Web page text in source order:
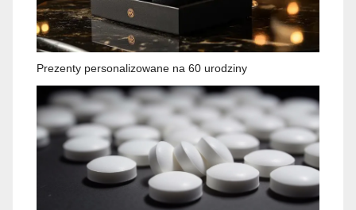
Prezenty personalizowane na 60 urodziny